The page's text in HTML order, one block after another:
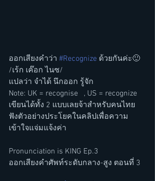
ออกเสียงคำว่า #Recognize ด้วยกันค่ะ🙂
/เร้ก เค๊อก ไนซ/
แปลว่า จำได้ นึกออก รู้จัก
Note: UK = recognise   , US = recognize
เขียนได้ทั้ง 2 แบบเลยจ้าสำหรับคนไทย
ฟังตัวอย่างประโยคในคลิปเพื่อความ
เข้าใจแจ่มแจ้งค่า
Pronunciation is KING Ep.3
ออกเสียงคำศัพท์ระดับกลาง-สูง ตอนที่ 3